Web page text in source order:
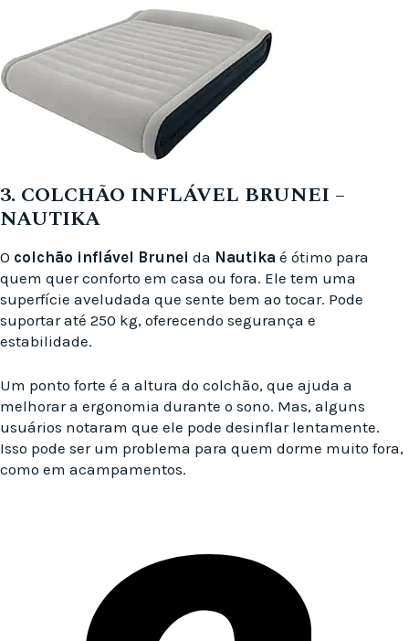
3. COLCHÃO INFLÁVEL BRUNEI –
NAUTIKA
O colchão inflável Brunei da Nautika é ótimo para
quem quer conforto em casa ou fora. Ele tem uma
superfície aveludada que sente bem ao tocar. Pode
suportar até 250 kg, oferecendo segurança e
estabilidade.
Um ponto forte é a altura do colchão, que ajuda a
melhorar a ergonomia durante o sono. Mas, alguns
usuários notaram que ele pode desinflar lentamente.
Isso pode ser um problema para quem dorme muito fora,
como em acampamentos.